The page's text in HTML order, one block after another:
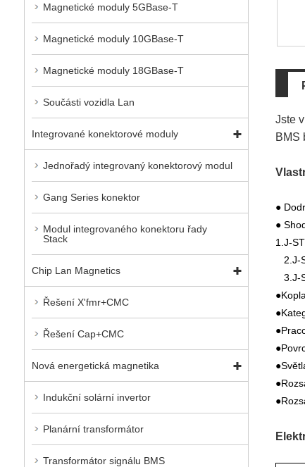
Magnetické moduly 5GBase-T
Magnetické moduly 10GBase-T
Magnetické moduly 18GBase-T
Součásti vozidla Lan
Integrované konektorové moduly
Jednořadý integrovaný konektorový modul
Gang Series konektor
Modul integrovaného konektoru řady
Stack
Chip Lan Magnetics
Řešení X'fmr+CMC
Řešení Cap+CMC
Nová energetická magnetika
Indukční solární invertor
Planární transformátor
Transformátor signálu BMS
Jste
BMS
●
●
1.J-
2.J-
3.J-
●
●
●
●
●
●
●